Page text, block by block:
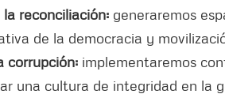
reconciliación: generaremos
de la democracia y
corrupción: implementaremos
una cultura de integridad en la